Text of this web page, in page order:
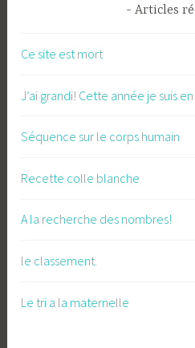
Articles
Ce site est mort
J’ai grandi! Cette année je suis
Séquence sur le corps humain
Recette colle blanche
A la recherche des nombres!
le classement.
Le tri a la maternelle